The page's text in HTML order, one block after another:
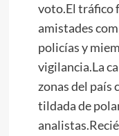
voto.El tráfico
amistades
policías y
vigilancia.La
zonas del país
tildada de